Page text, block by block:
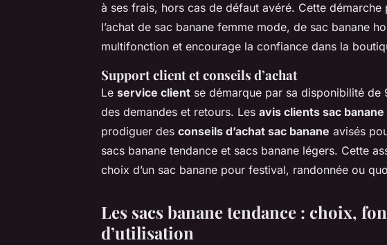
à ses frais, hors cas de défaut avéré. Cette
l’achat de sac banane femme mode, de sac banane
multifonction et encourage la confiance dans la
Support client et conseils d’achat
Le service client se démarque par sa disponibilité de
des demandes et retours. Les avis clients sac banane
prodiguer des conseils d’achat sac banane avisés
sacs banane tendance et sacs banane légers. Cette
choix d’un sac banane pour festival, randonnée ou
Les sacs banane tendance : choix,
d’utilisation